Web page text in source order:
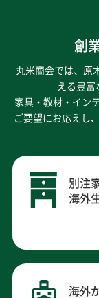
創
丸米商会では、原
える豊富
家具・教材・イン
ご要望にお応えし、
別注
海外
海外